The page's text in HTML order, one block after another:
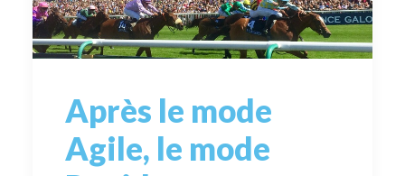
Après le mode
Agile, le mode